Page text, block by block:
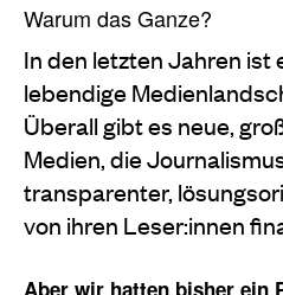
Warum das Ganze?
In den letzten Jahren ist
lebendige
Überall gibt es neue,
Medien, die
transparenter,
von ihren Leser:innen
Aber wir hatten bisher ein